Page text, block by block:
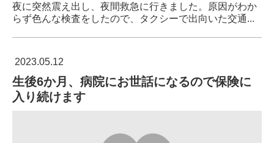
夜に突然震え出し、夜間救急に行きました。原因がわか
らず色んな検査をしたので、タクシーで出向いた交通...
2023.05.12
生後6か月、病院にお世話になるので保険に
入り続けます